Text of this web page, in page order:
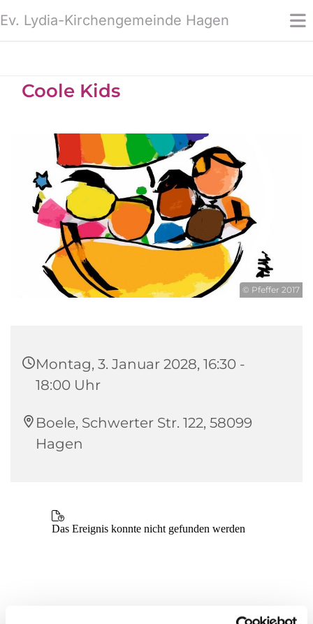
Ev. Lydia-Kirchengemeinde Hagen
Coole Kids
© Pfeffer 2017
Montag, 3. Januar 2028, 16:30 -
18:00 Uhr
Boele, Schwerter Str. 122, 58099
Hagen